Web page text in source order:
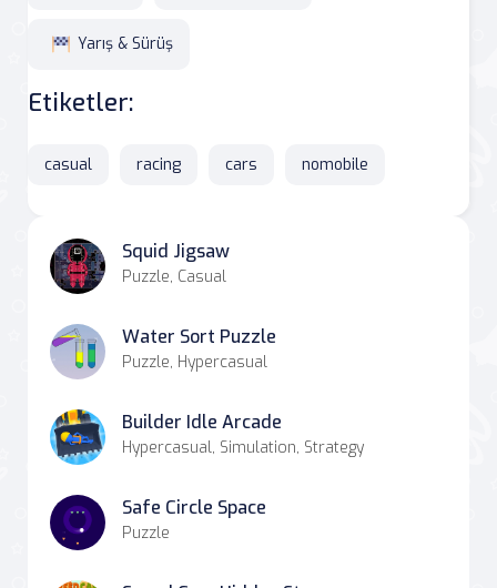
Yarış & Sürüş
Etiketler:
casual racing cars nomobile
Squid Jigsaw
Puzzle, Casual
Water Sort Puzzle
Puzzle, Hypercasual
Builder Idle Arcade
Hypercasual, Simulation, Strategy
Safe Circle Space
Puzzle